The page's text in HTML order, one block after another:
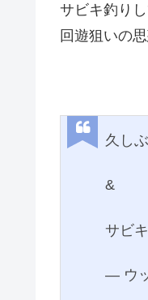
サビキ釣り
回遊狙いの
久し
&
サビ
— ウ